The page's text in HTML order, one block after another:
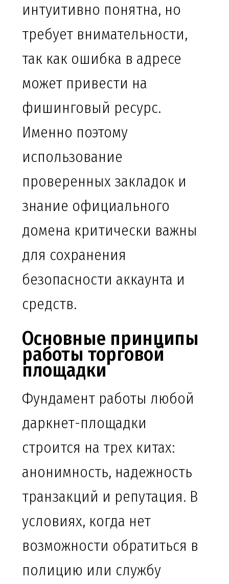
интуитивно понятна, но
требует внимательности,
так как ошибка в адресе
может привести на
фишинговый ресурс.
Именно поэтому
использование
проверенных закладок и
знание официального
домена критически важны
для сохранения
безопасности аккаунта и
средств.
Основные принципы
работы торговой
площадки
Фундамент работы любой
даркнет-площадки
строится на трех китах:
анонимность, надежность
транзакций и репутация. В
условиях, когда нет
возможности обратиться в
полицию или службу